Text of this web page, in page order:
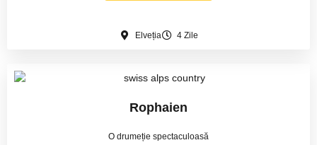
Elveția 4 Zile
Rophaien
O drumeție spectaculoasă